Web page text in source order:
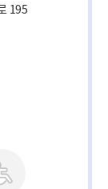
195